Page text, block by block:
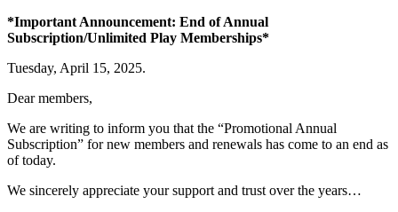
*Important Announcement: End of Annual
Subscription/Unlimited Play Memberships*
Tuesday, April 15, 2025.
Dear members,
We are writing to inform you that the “Promotional Annual
Subscription” for new members and renewals has come to an end as
of today.
We sincerely appreciate your support and trust over the years…